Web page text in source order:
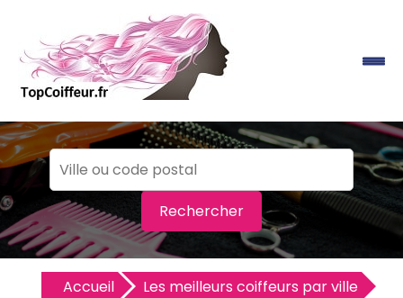
Rechercher
Accueil
Les meilleurs coiffeurs par ville